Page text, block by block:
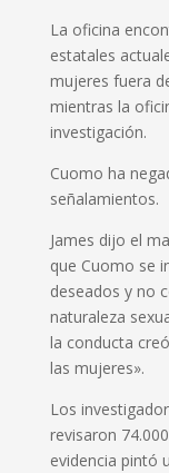
La oficina
estatales
mujeres fuera
mientras la
investigación.
Cuomo ha
señalamientos.
James dijo el
que Cuomo se
deseados y no
naturaleza
la conducta
las mujeres».
Los
revisaron
evidencia pintó